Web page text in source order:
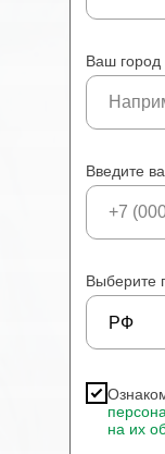
Ваш город
Введите
Выберите
на их